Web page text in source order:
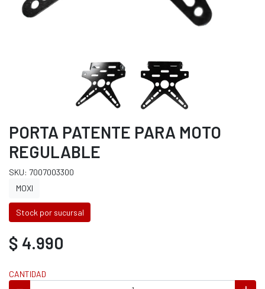
PORTA PATENTE PARA MOTO
REGULABLE
SKU: 7007003300
MOXI
Stock por sucursal
$ 4.990
CANTIDAD